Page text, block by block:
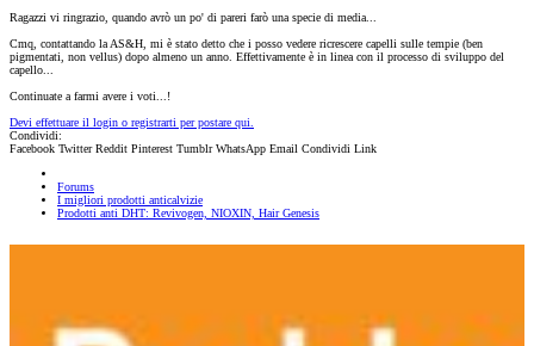
Ragazzi vi ringrazio, quando avrò un po' di pareri farò una specie di media...
Cmq, contattando la AS&H, mi è stato detto che i posso vedere ricrescere capelli sulle tempie (ben
pigmentati, non vellus) dopo almeno un anno. Effettivamente è in linea con il processo di sviluppo del
capello...
Continuate a farmi avere i voti...!
Devi effettuare il login o registrarti per postare qui.
Condividi:
Facebook Twitter Reddit Pinterest Tumblr WhatsApp Email Condividi Link
Forums
I migliori prodotti anticalvizie
Prodotti anti DHT: Revivogen, NIOXIN, Hair Genesis